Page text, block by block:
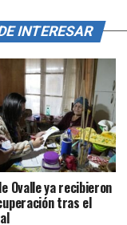
INTERESAR
Ovalle ya recibieron
tras el